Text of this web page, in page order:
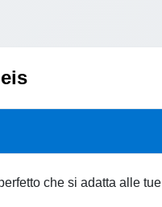
che si adatta alle tue